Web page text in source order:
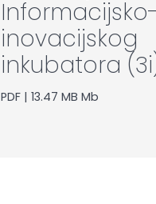
Informacijsko-
inovacijskog
inkubatora
PDF | 13.47 MB Mb